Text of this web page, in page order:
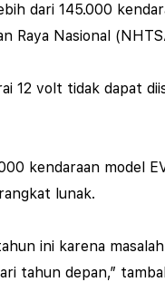
dari 145.000
Raya Nasional
12 volt tidak dapat
kendaraan model
lunak.
ini karena
tahun depan,”